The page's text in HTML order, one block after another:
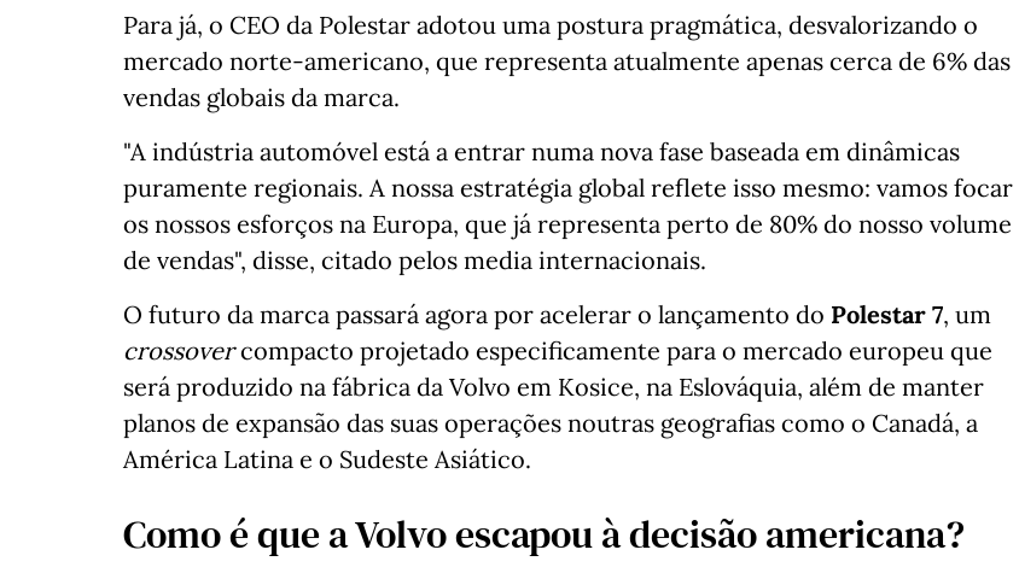
Para já, o CEO da Polestar adotou uma postura pragmática, desvalorizando o
mercado norte-americano, que representa atualmente apenas cerca de 6% das
vendas globais da marca.
"A indústria automóvel está a entrar numa nova fase baseada em dinâmicas
puramente regionais. A nossa estratégia global reflete isso mesmo: vamos focar
os nossos esforços na Europa, que já representa perto de 80% do nosso volume
de vendas", disse, citado pelos media internacionais.
O futuro da marca passará agora por acelerar o lançamento do Polestar 7, um
crossovercompacto projetado especificamente para o mercado europeu que
será produzido na fábrica da Volvo em Kosice, na Eslováquia, além de manter
planos de expansão das suas operações noutras geografias como o Canadá, a
América Latina e o Sudeste Asiático.
Como é que a Volvo escapou à decisão americana?